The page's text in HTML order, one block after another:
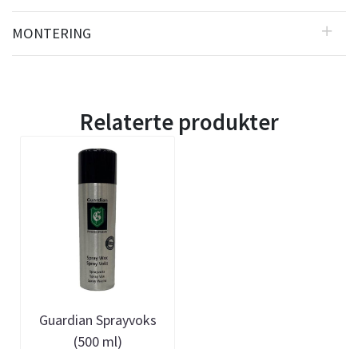
MONTERING
Relaterte produkter
Guardian Sprayvoks
(500 ml)